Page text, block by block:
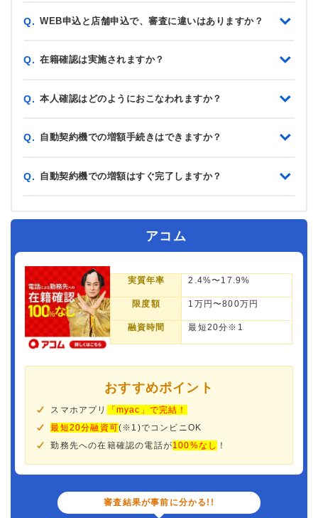
Q. WEB申込と店舗申込で、審査に違いはありますか？
Q. 在籍確認は実施されますか？
Q. 本人確認はどのようにおこなわれますか？
Q. 自動契約機での増額手続きはできますか？
Q. 自動契約機での増額はすぐ完了しますか？
アコム
実質年率 2.4%〜17.9%
限度額 1万円〜800万円
融資時間 最短20分※1
おすすめポイント
スマホアプリ
「myac」で完結！
最短20分融資可(※1)でコンビニOK
勤務先への在籍確認の電話が100%なし ！
審査結果が事前に分かる!!